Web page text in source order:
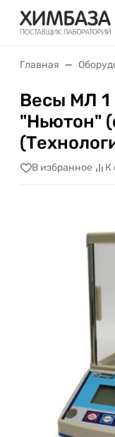
Главная
Весы МЛ 1
"Ньютон"
В избранное К